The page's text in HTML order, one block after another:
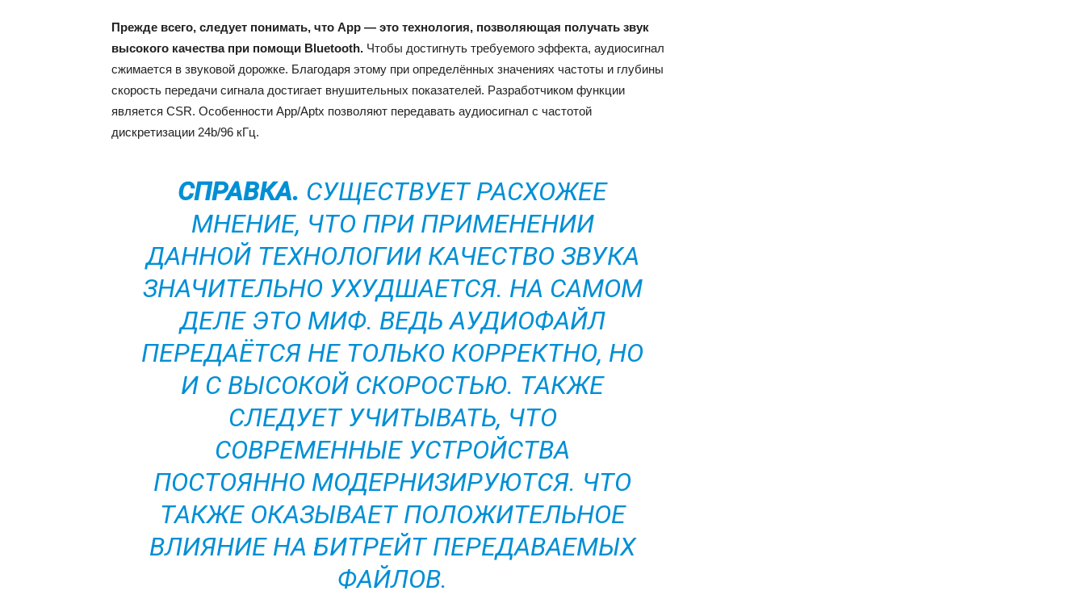
Прежде всего, следует понимать, что Аpp — это технология, позволяющая получать звук
высокого качества при помощи Bluetooth. Чтобы достигнуть требуемого эффекта, аудиосигнал
сжимается в звуковой дорожке. Благодаря этому при определённых значениях частоты и глубины
скорость передачи сигнала достигает внушительных показателей. Разработчиком функции
является CSR. Особенности Аpp/Аptx позволяют передавать аудиосигнал с частотой
дискретизации 24b/96 кГц.
СПРАВКА. СУЩЕСТВУЕТ РАСХОЖЕЕ
МНЕНИЕ, ЧТО ПРИ ПРИМЕНЕНИИ
ДАННОЙ ТЕХНОЛОГИИ КАЧЕСТВО ЗВУКА
ЗНАЧИТЕЛЬНО УХУДШАЕТСЯ. НА САМОМ
ДЕЛЕ ЭТО МИФ. ВЕДЬ АУДИОФАЙЛ
ПЕРЕДАЁТСЯ НЕ ТОЛЬКО КОРРЕКТНО, НО
И С ВЫСОКОЙ СКОРОСТЬЮ. ТАКЖЕ
СЛЕДУЕТ УЧИТЫВАТЬ, ЧТО
СОВРЕМЕННЫЕ УСТРОЙСТВА
ПОСТОЯННО МОДЕРНИЗИРУЮТСЯ. ЧТО
ТАКЖЕ ОКАЗЫВАЕТ ПОЛОЖИТЕЛЬНОЕ
ВЛИЯНИЕ НА БИТРЕЙТ ПЕРЕДАВАЕМЫХ
ФАЙЛОВ.